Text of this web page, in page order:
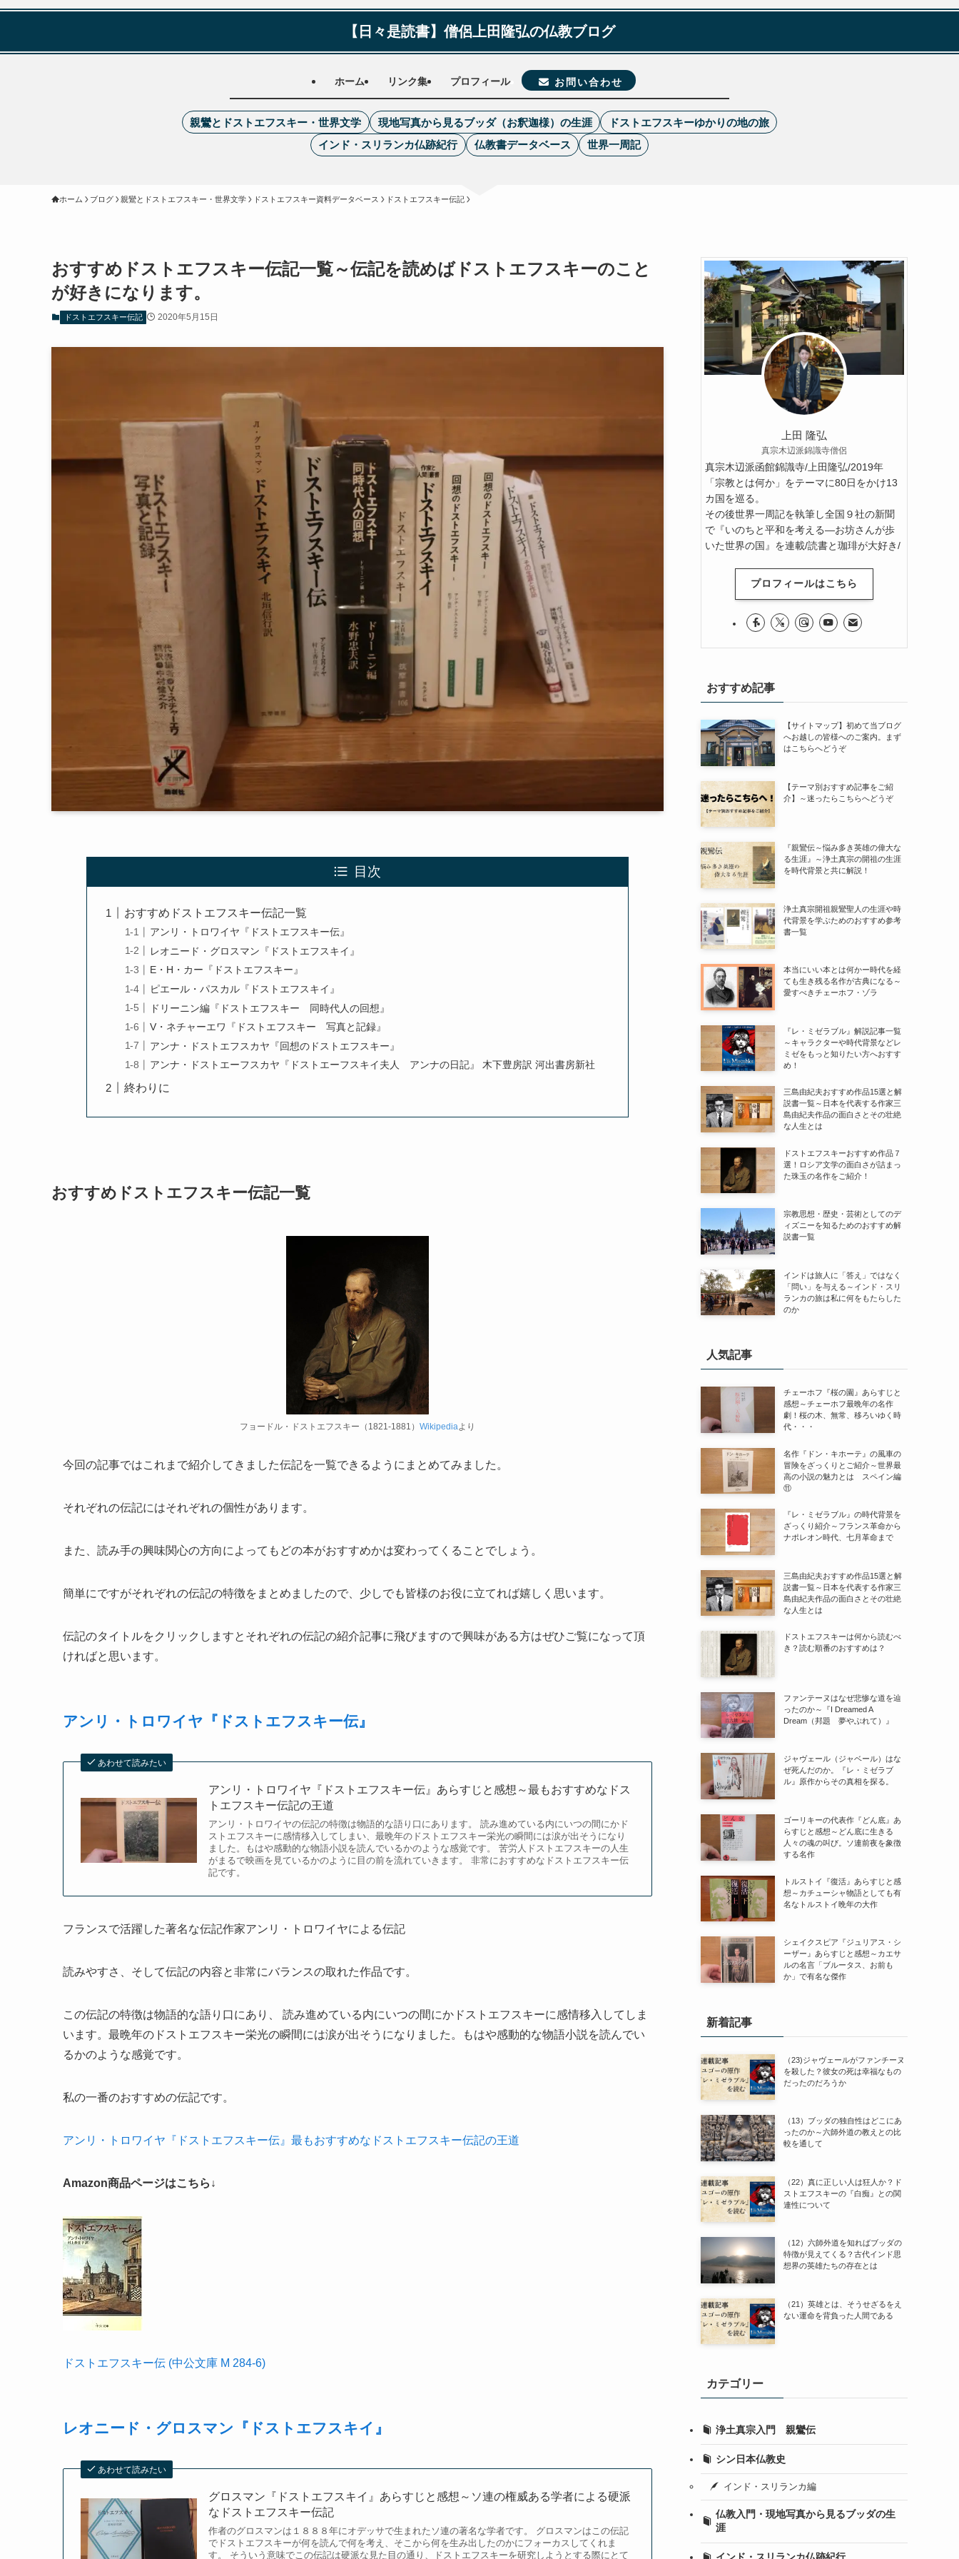
【日々是読書】僧侶上田隆弘の仏教ブログ
ホーム リンク集 プロフィール お問い合わせ
親鸞とドストエフスキー・世界文学 現地写真から見るブッダ（お釈迦様）の生涯
ドストエフスキーゆかりの地の旅
インド・スリランカ仏跡紀行
仏教書データベース 世界一周記
ホーム ブログ 親鸞とドストエフスキー・世界文学 ドストエフスキー資料データベース ドストエフスキー伝記
おすすめドストエフスキー伝記一覧～伝記を読めばドストエフスキーのこと
が好きになります。
ドストエフスキー伝記 2020年5月15日
目次
おすすめドストエフスキー伝記一覧
アンリ・トロワイヤ『ドストエフスキー伝』
レオニード・グロスマン『ドストエフスキイ』
E・H・カー『ドストエフスキー』
ピエール・パスカル『ドストエフスキイ』
ドリーニン編『ドストエフスキー 同時代人の回想』
V・ネチャーエワ『ドストエフスキー 写真と記録』
アンナ・ドストエフスカヤ『回想のドストエフスキー』
アンナ・ドストエーフスカヤ『ドストエーフスキイ夫人 アンナの日記』 木下豊房訳 河出書房新社
終わりに
おすすめドストエフスキー伝記一覧
フョードル・ドストエフスキー（1821-1881） Wikipedia より
今回の記事ではこれまで紹介してきました伝記を一覧できるようにまとめてみました。
それぞれの伝記にはそれぞれの個性があります。
また、読み手の興味関心の方向によってもどの本がおすすめかは変わってくることでしょう。
簡単にですがそれぞれの伝記の特徴をまとめましたので、少しでも皆様のお役に立てれば嬉しく思います。
伝記のタイトルをクリックしますとそれぞれの伝記の紹介記事に飛びますので興味がある方はぜひご覧になって頂
ければと思います。
アンリ・トロワイヤ『ドストエフスキー伝』
あわせて読みたい
アンリ・トロワイヤ『ドストエフスキー伝』あらすじと感想～最もおすすめなドス
トエフスキー伝記の王道
アンリ・トロワイヤの伝記の特徴は物語的な語り口にあります。 読み進めている内にいつの間にかド
ストエフスキーに感情移入してしまい、最晩年のドストエフスキー栄光の瞬間には涙が出そうになり
ました。もはや感動的な物語小説を読んでいるかのような感覚です。 苦労人ドストエフスキーの人生
がまるで映画を見ているかのように目の前を流れていきます。 非常におすすめなドストエフスキー伝
記です。
フランスで活躍した著名な伝記作家アンリ・トロワイヤによる伝記
読みやすさ、そして伝記の内容と非常にバランスの取れた作品です。
この伝記の特徴は物語的な語り口にあり、 読み進めている内にいつの間にかドストエフスキーに感情移入してしま
います。最晩年のドストエフスキー栄光の瞬間には涙が出そうになりました。もはや感動的な物語小説を読んでい
るかのような感覚です。
私の一番のおすすめの伝記です。
アンリ・トロワイヤ『ドストエフスキー伝』最もおすすめなドストエフスキー伝記の王道
Amazon商品ページはこちら↓
ドストエフスキー伝 (中公文庫 M 284-6)
レオニード・グロスマン『ドストエフスキイ』
あわせて読みたい
グロスマン『ドストエフスキイ』あらすじと感想～ソ連の権威ある学者による硬派
なドストエフスキー伝記
作者のグロスマンは１８８８年にオデッサで生まれたソ連の著名な学者です。 グロスマンはこの伝記
でドストエフスキーが何を読んで何を考え、そこから何を生み出したのかにフォーカスしてくれま
す。 そういう意味でこの伝記は硬派な見た目の通り、ドストエフスキーを研究しようとする際にとて
上田 隆弘
真宗木辺派錦識寺僧侶
真宗木辺派函館錦識寺/上田隆弘/2019年
「宗教とは何か」をテーマに80日をかけ13
カ国を巡る。
その後世界一周記を執筆し全国９社の新聞
で『いのちと平和を考える―お坊さんが歩
いた世界の国』を連載/読書と珈琲が大好き/
プロフィールはこちら
おすすめ記事
【サイトマップ】初めて当ブログ
へお越しの皆様へのご案内。まず
はこちらへどうぞ
【テーマ別おすすめ記事をご紹
介】～迷ったらこちらへどうぞ
『親鸞伝～悩み多き英雄の偉大な
る生涯』～浄土真宗の開祖の生涯
を時代背景と共に解説！
浄土真宗開祖親鸞聖人の生涯や時
代背景を学ぶためのおすすめ参考
書一覧
本当にいい本とは何かー時代を経
ても生き残る名作が古典になる～
愛すべきチェーホフ・ゾラ
『レ・ミゼラブル』解説記事一覧
～キャラクターや時代背景などレ
ミゼをもっと知りたい方へおすす
め！
三島由紀夫おすすめ作品15選と解
説書一覧～日本を代表する作家三
島由紀夫作品の面白さとその壮絶
な人生とは
ドストエフスキーおすすめ作品７
選！ロシア文学の面白さが詰まっ
た珠玉の名作をご紹介！
宗教思想・歴史・芸術としてのデ
ィズニーを知るためのおすすめ解
説書一覧
インドは旅人に「答え」ではなく
「問い」を与える～インド・スリ
ランカの旅は私に何をもたらした
のか
人気記事
チェーホフ『桜の園』あらすじと
感想～チェーホフ最晩年の名作
劇！桜の木、無常、移ろいゆく時
代・・・
名作『ドン・キホーテ』の風車の
冒険をざっくりとご紹介～世界最
高の小説の魅力とは スペイン編
⑪
『レ・ミゼラブル』の時代背景を
ざっくり紹介～フランス革命から
ナポレオン時代、七月革命まで
三島由紀夫おすすめ作品15選と解
説書一覧～日本を代表する作家三
島由紀夫作品の面白さとその壮絶
な人生とは
ドストエフスキーは何から読むべ
き？読む順番のおすすめは？
ファンテーヌはなぜ悲惨な道を辿
ったのか～『I Dreamed A
Dream（邦題 夢やぶれて）』
ジャヴェール（ジャベール）はな
ぜ死んだのか。『レ・ミゼラブ
ル』原作からその真相を探る。
ゴーリキーの代表作『どん底』あ
らすじと感想～どん底に生きる
人々の魂の叫び。ソ連前夜を象徴
する名作
トルストイ『復活』あらすじと感
想～カチューシャ物語としても有
名なトルストイ晩年の大作
シェイクスピア『ジュリアス・シ
ーザー』あらすじと感想～カエサ
ルの名言「ブルータス、お前も
か」で有名な傑作
新着記事
（23)ジャヴェールがファンチーヌ
を殺した？彼女の死は幸福なもの
だったのだろうか
（13）ブッダの独自性はどこにあ
ったのか～六師外道の教えとの比
較を通して
（22）真に正しい人は狂人か？ド
ストエフスキーの『白痴』との関
連性について
（12）六師外道を知ればブッダの
特徴が見えてくる？古代インド思
想界の英雄たちの存在とは
（21）英雄とは、そうせざるをえ
ない運命を背負った人間である
カテゴリー
浄土真宗入門 親鸞伝
シン日本仏教史
インド・スリランカ編
仏教入門・現地写真から見るブッダの生
涯